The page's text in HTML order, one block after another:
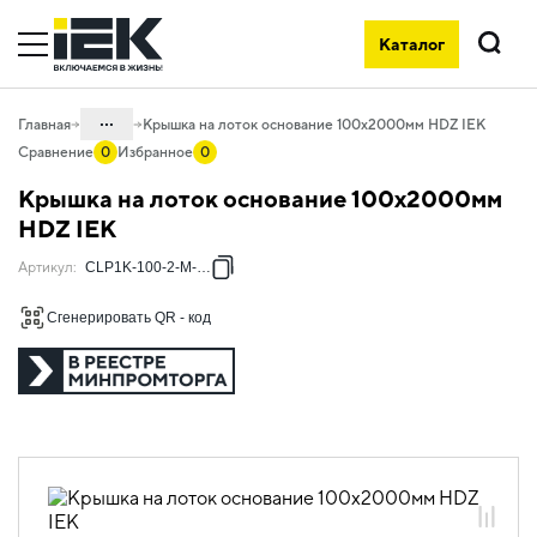
Каталог
Поиск
Главная ...
05. Системы для прокладки кабеля
05.04 Кабельные лотки и аксессуары
металлических
05.04.04.01 Крышки лотка
универсальные
сталь
05.04.04.01.02.01 Крышки лотка
Крышка на лоток основание 100х2000мм HDZ IEK
Сравнение 0 Избранное 0
Крышка на лоток основание 100х2000мм
HDZ IEK
Артикул: CLP1K-100-2-M-HDZ
Сгенерировать QR - код